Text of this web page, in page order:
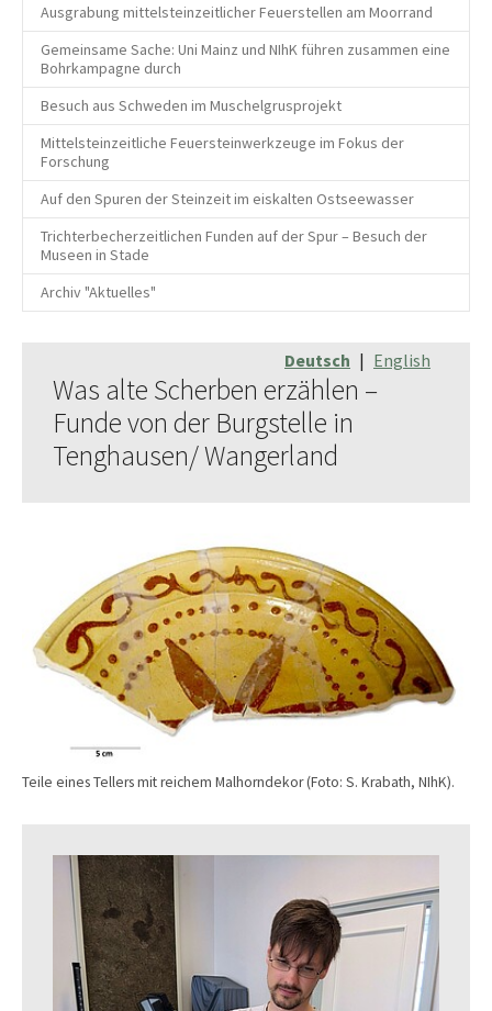
Ausgrabung mittelsteinzeitlicher Feuerstellen am Moorrand
Gemeinsame Sache: Uni Mainz und NIhK führen zusammen eine
Bohrkampagne durch
Besuch aus Schweden im Muschelgrusprojekt
Mittelsteinzeitliche Feuersteinwerkzeuge im Fokus der
Forschung
Auf den Spuren der Steinzeit im eiskalten Ostseewasser
Trichterbecherzeitlichen Funden auf der Spur – Besuch der
Museen in Stade
Archiv "Aktuelles"
Deutsch | English
Was alte Scherben erzählen –
Funde von der Burgstelle in
Tenghausen/ Wangerland
Teile eines Tellers mit reichem Malhorndekor (Foto: S. Krabath, NIhK).